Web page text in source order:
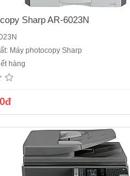
Sharp AR-6023N
Máy photocopy Sharp
hàng
Sharp AR-6031N- Chức năng
2 mặt- chia bộ điện tử- Tốc độ : 31
Chia bộ điện tử lắp sẵn- Bộ tự
có sẵn trong máy- Khổ giấy: Max A3